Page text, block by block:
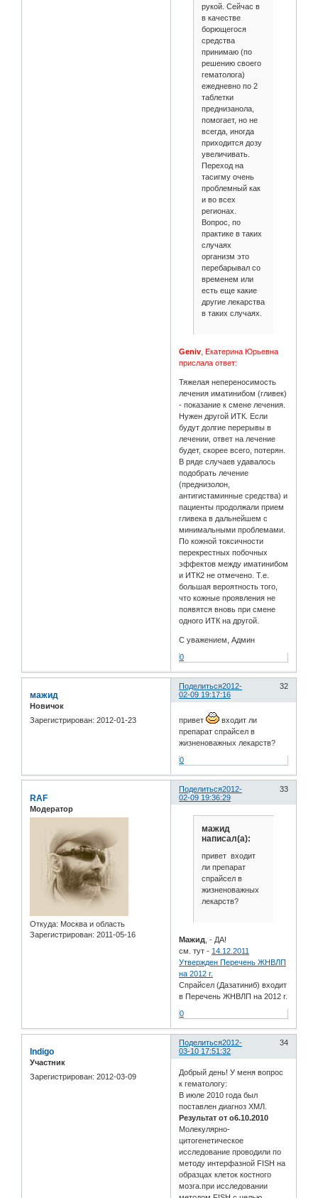
рукой. Сейчас в
в качестве
борющегося
средства
принимаю (по
решению своего
гематолога)
ежедневно по 2
таблетки
преднизанола,
помогает, но не
всегда, иногда
приходится дозу
увеличивать.
Переход на
тасигму очень
проблемный как
и во всех
регионах.
Вопрос, по
практике в таких
случаях
организм это
перебарывал со
временем или
есть еще какие
другие лекарства
в таких случаях.
Geniv , Екатерина Юрьевна
прислала ответ:
Тяжелая непереносимость
лечения иматинибом (гливек)
- показание к смене лечения.
Нужен другой ИТК. Если
будут долгие перерывы в
лечении, ответ на лечение
будет, скорее всего, потерян.
В ряде случаев удавалось
подобрать лечение
(преднизолон,
антигистаминные средства) и
пациенты продолжали прием
гливека в дальнейшем с
минимальными проблемами.
По кожной токсичности
перекрестных побочных
эффектов между иматинибом
и ИТК2 не отмечено. Т.е.
большая вероятность того,
что кожные проявления не
появятся вновь при смене
одного ИТК на другой.
С уважением, Админ
0
Поделиться 32
2012-
02-09 19:17:16
мажид
Новичок
Зарегистрирован: 2012-01-23 привет
входит ли
препарат спрайсел в
жизненоважных лекарств?
0
Поделиться 33
2012-
02-09 19:36:29
RAF
Модератор
Откуда: Москва и область
Зарегистрирован: 2011-05-16
мажид
написал(а):
привет входит
ли препарат
спрайсел в
жизненоважных
лекарств?
Мажид , - ДА!
см. тут - 14.12.2011
Утвержден Перечень ЖНВЛП
на 2012 г.
Спрайсел (Дазатиниб) входит
в Перечень ЖНВЛП на 2012 г.
0
Поделиться 34
2012-
03-10 17:51:32
Indigo
Участник
Зарегистрирован: 2012-03-09
Добрый день! У меня вопрос
к гематологу:
В июле 2010 года был
поставлен диагноз ХМЛ.
Результат от о6.10.2010
Молекулярно-
цитогенетическое
исследование проводили по
методу интерфазной FISH на
образцах клеток костного
мозга.при исследовании